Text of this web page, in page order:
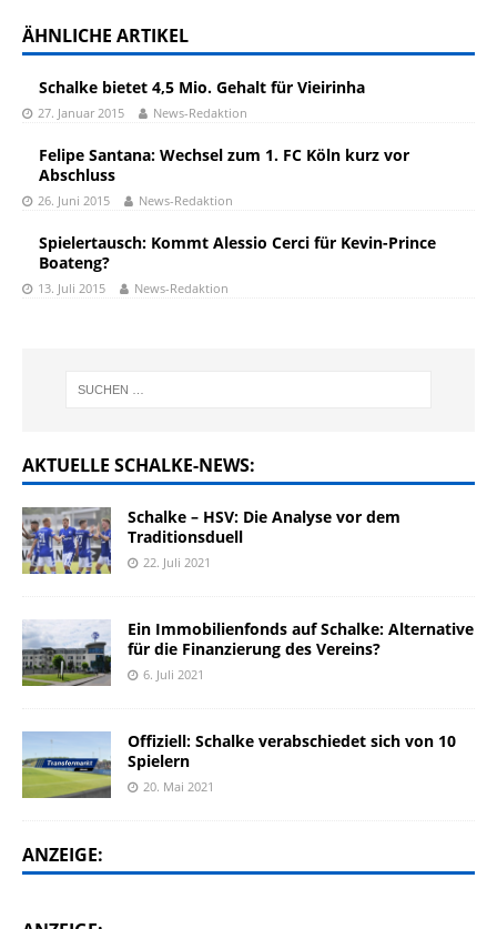
ÄHNLICHE ARTIKEL
Schalke bietet 4,5 Mio. Gehalt für Vieirinha
27. Januar 2015 News-Redaktion
Felipe Santana: Wechsel zum 1. FC Köln kurz vor
Abschluss
26. Juni 2015 News-Redaktion
Spielertausch: Kommt Alessio Cerci für Kevin-Prince
Boateng?
13. Juli 2015 News-Redaktion
AKTUELLE SCHALKE-NEWS:
Schalke – HSV: Die Analyse vor dem
Traditionsduell
22. Juli 2021
Ein Immobilienfonds auf Schalke: Alternative
für die Finanzierung des Vereins?
6. Juli 2021
Offiziell: Schalke verabschiedet sich von 10
Spielern
20. Mai 2021
ANZEIGE: